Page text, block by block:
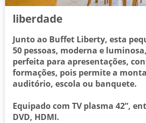
liberdade
Junto ao Buffet Liberty, esta
50 pessoas, moderna e
perfeita para apresentações,
formações, pois permite a
auditório, escola ou banquete.
Equipado com TV plasma 42”,
DVD, HDMI.